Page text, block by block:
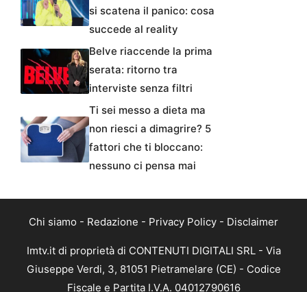
si scatena il panico: cosa
succede al reality
Belve riaccende la prima
serata: ritorno tra
interviste senza filtri
Ti sei messo a dieta ma
non riesci a dimagrire? 5
fattori che ti bloccano:
nessuno ci pensa mai
Chi siamo - Redazione - Privacy Policy - Disclaimer
Imtv.it di proprietà di CONTENUTI DIGITALI SRL - Via
Giuseppe Verdi, 3, 81051 Pietramelare (CE) - Codice
Fiscale e Partita I.V.A. 04012790616